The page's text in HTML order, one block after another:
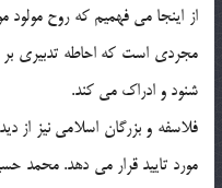
از اينجا مي فهميم كه روح مولود
مجردي است كه احاطه تدبيري
شنود و ادراك مي كند.
فلاسفه و بزرگان اسلامي نيز از
مورد تاييد قرار مي دهد.